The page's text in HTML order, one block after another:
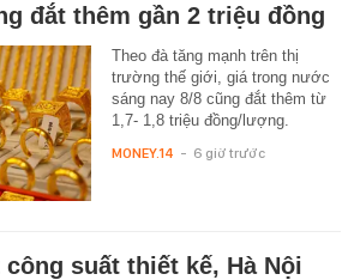
đắt thêm gần 2 triệu đồng
Theo đà tăng mạnh trên thị
trường thế giới, giá trong nước
sáng nay 8/8 cũng đắt thêm từ
1,7- 1,8 triệu đồng/lượng.
MONEY.14 - 6 giờ trước
suất thiết kế, Hà Nội